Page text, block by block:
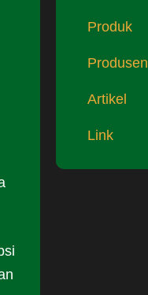
Produk
Produsen
Artikel
Link